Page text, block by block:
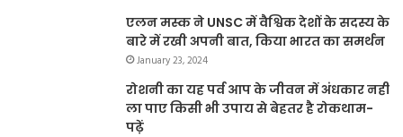
एलन मस्क ने UNSC में वैश्विक देशों के सदस्य के
बारे में रखी अपनी बात, किया भारत का समर्थन
January 23, 2024
रोशनी का यह पर्व आप के जीवन में अंधकार नहीं
ला पाए किसी भी उपाय से बेहतर है रोकथाम-
पढ़ें